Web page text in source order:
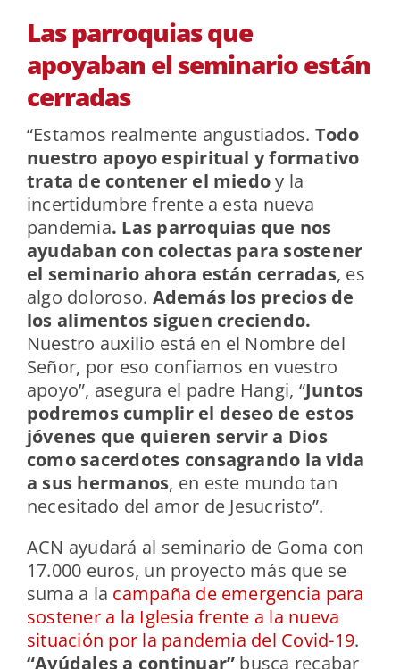
Las parroquias que
apoyaban el seminario están
cerradas
“Estamos realmente angustiados. Todo
nuestro apoyo espiritual y formativo
trata de contener el miedoy la
incertidumbre frente a esta nueva
pandemia. Las parroquias que nos
ayudaban con colectas para sostener
el seminario ahora están cerradas, es
algo doloroso. Además los precios de
los alimentos siguen creciendo.
Nuestro auxilio está en el Nombre del
Señor, por eso confiamos en vuestro
apoyo”, asegura el padre Hangi, “Juntos
podremos cumplir el deseo de estos
jóvenes que quieren servir a Dios
como sacerdotes consagrando la vida
a sus hermanos, en este mundo tan
necesitado del amor de Jesucristo”.
ACN ayudará al seminario de Goma con
17.000 euros, un proyecto más que se
suma a la campaña de emergencia para
sostener a la Iglesia frente a la nueva
situación por la pandemia del Covid-19.
“Ayúdales a continuar” busca recabar